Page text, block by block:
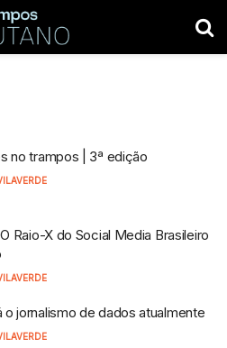
no trampos | 3ª edição
Raio-X do Social Media Brasileiro
o jornalismo de dados atualmente